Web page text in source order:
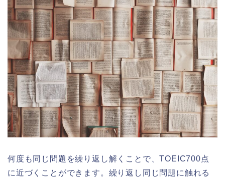
何度も同じ問題を繰り返し解くことで、TOEIC700点
に近づくことができます。繰り返し同じ問題に触れる